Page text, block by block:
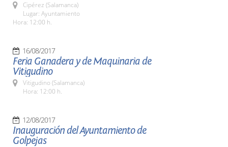
Cipérez (Salamanca)
Lugar: Ayuntamiento
Hora: 12:00 h.
16/08/2017
Feria Ganadera y de Maquinaria de
Vitigudino
Vitigudino (Salamanca)
Hora: 12:00 h.
12/08/2017
Inauguración del Ayuntamiento de
Golpejas